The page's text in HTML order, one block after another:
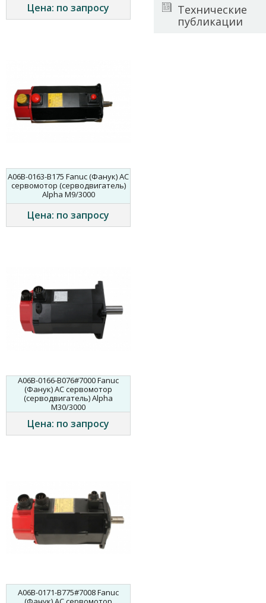
Цена: по запросу
A06B-0163-B175 Fanuc (Фанук) AC
сервомотор (серводвигатель)
Alpha M9/3000
Цена: по запросу
A06B-0166-B076#7000 Fanuc
(Фанук) AC сервомотор
(серводвигатель) Alpha
M30/3000
Цена: по запросу
A06B-0171-B775#7008 Fanuc
Технические
публикации